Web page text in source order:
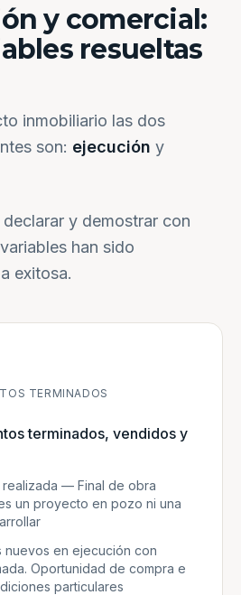
y comercial:
resueltas
inmobiliario las dos
son: ejecución y
y demostrar con
han sido
exitosa.
TERMINADOS
terminados, vendidos y
— Final de obra
un proyecto en pozo ni una
nuevos en ejecución con
Oportunidad de compra e
particulares